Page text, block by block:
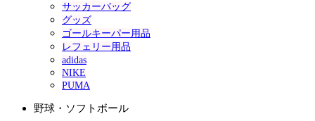
サッカーバッグ
グッズ
ゴールキーパー用品
レフェリー用品
adidas
NIKE
PUMA
野球・ソフトボール